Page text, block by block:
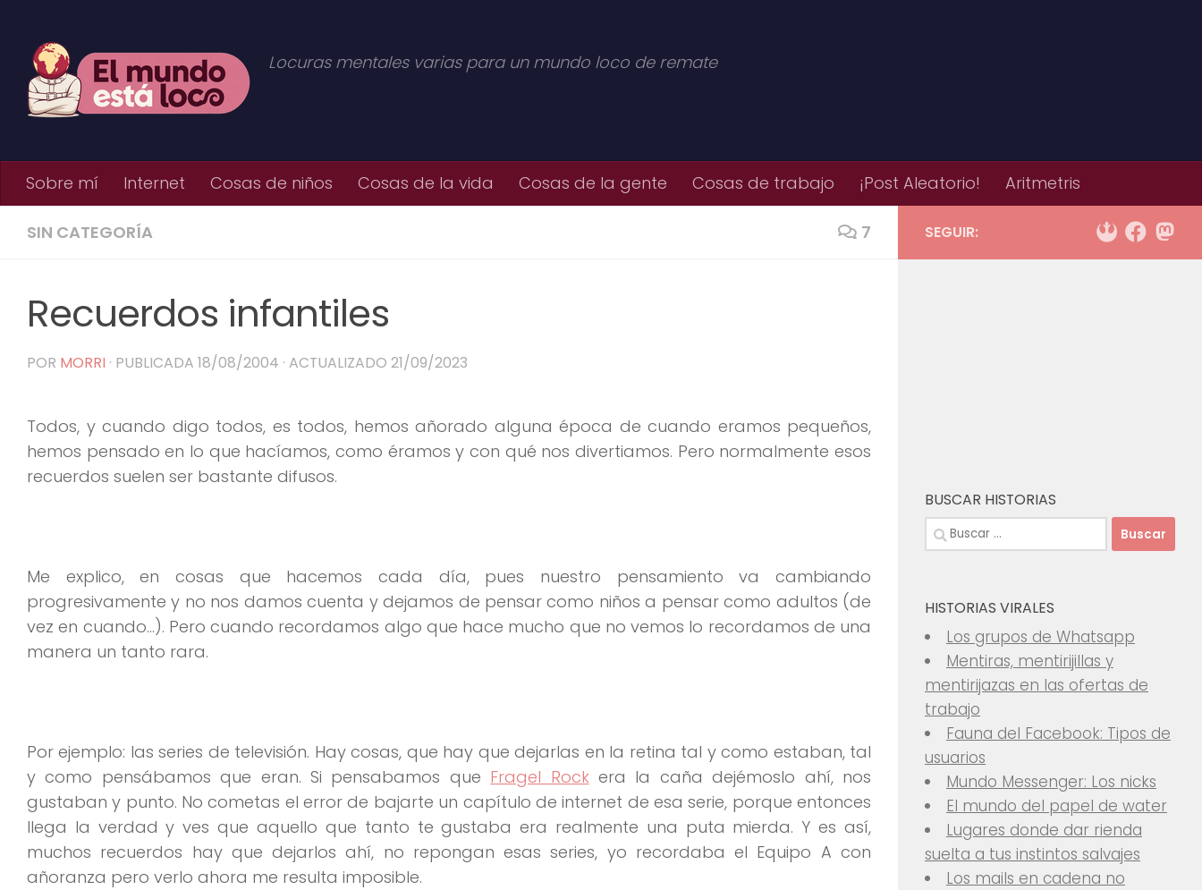
Locuras mentales varias para un mundo loco de remate
Sobre mí Internet Cosas de niños Cosas de la vida Cosas de la gente Cosas de trabajo ¡Post Aleatorio! Aritmetris
SIN CATEGORÍA 7
Recuerdos infantiles
POR MORRI · PUBLICADA 18/08/2004 · ACTUALIZADO 21/09/2023
Todos, y cuando digo todos, es todos, hemos añorado alguna época de cuando eramos pequeños,
hemos pensado en lo que hacíamos, como éramos y con qué nos divertiamos. Pero normalmente esos
recuerdos suelen ser bastante difusos.
Me explico, en cosas que hacemos cada día, pues nuestro pensamiento va cambiando
progresivamente y no nos damos cuenta y dejamos de pensar como niños a pensar como adultos (de
vez en cuando…). Pero cuando recordamos algo que hace mucho que no vemos lo recordamos de una
manera un tanto rara.
Por ejemplo: las series de televisión. Hay cosas, que hay que dejarlas en la retina tal y como estaban, tal
y como pensábamos que eran. Si pensabamos que Fragel Rockera la caña dejémoslo ahí, nos
gustaban y punto. No cometas el error de bajarte un capítulo de internet de esa serie, porque entonces
llega la verdad y ves que aquello que tanto te gustaba era realmente una puta mierda. Y es así,
muchos recuerdos hay que dejarlos ahí, no repongan esas series, yo recordaba el Equipo A con
añoranza pero verlo ahora me resulta imposible.
SEGUIR:
BUSCAR HISTORIAS
Buscar:
HISTORIAS VIRALES
Los grupos de Whatsapp
Mentiras, mentirijillas y
mentirijazas en las ofertas de
trabajo
Fauna del Facebook: Tipos de
usuarios
Mundo Messenger: Los nicks
El mundo del papel de water
Lugares donde dar rienda
suelta a tus instintos salvajes
Los mails en cadena no